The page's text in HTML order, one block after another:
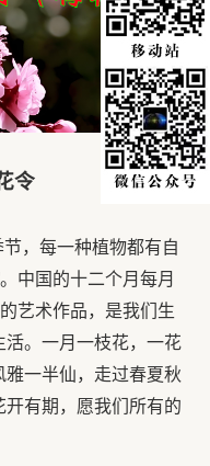
令
，每一种植物都有自
中国的十二个月每月
艺术作品，是我们生
。一月一枝花，一花
一半仙，走过春夏秋
有期，愿我们所有的